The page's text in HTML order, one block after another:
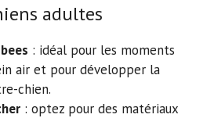
adultes
: idéal pour les moments
air et pour développer la
chien.
: optez pour des matériaux